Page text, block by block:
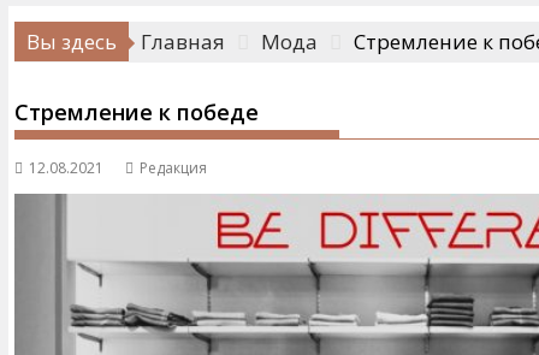
Вы здесь Главная Мода Стремление к
Стремление к победе
12.08.2021 Редакция